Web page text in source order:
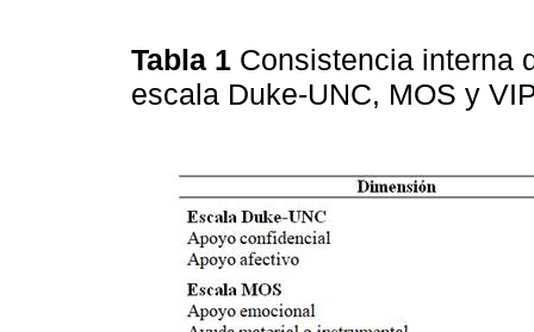
Tabla 1 Consistencia interna
escala Duke-UNC, MOS y